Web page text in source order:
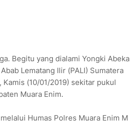
Begitu yang dialami Yongki Abeka
Lematang Ilir (PALI) Sumatera
(10/01/2019) sekitar pukul
Muara Enim.
Humas Polres Muara Enim M